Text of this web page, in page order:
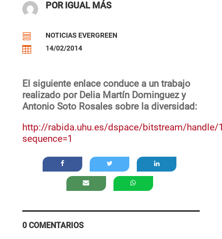
POR IGUAL MÁS
 NOTICIAS EVERGREEN
 14/02/2014
El siguiente enlace conduce a un trabajo
realizado por Delia Martín Dominguez y
Antonio Soto Rosales sobre la diversidad:
http://rabida.uhu.es/dspace/bitstream/handle/
sequence=1
0 COMENTARIOS